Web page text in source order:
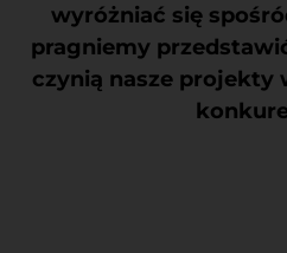
wyróżniać się
pragniemy
czynią nasze